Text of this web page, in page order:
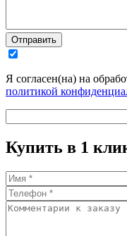
Отправить
Я согласен(на) на
политикой
Купить в 1